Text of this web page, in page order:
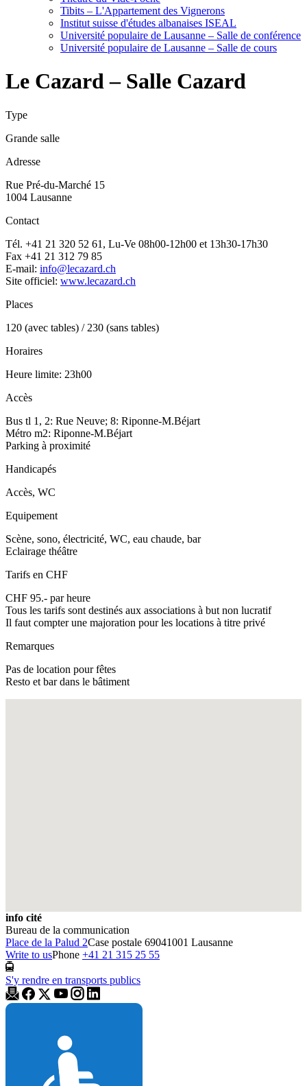
Tibits – L'Appartement des Vignerons
Institut suisse d'études albanaises ISEAL
Université populaire de Lausanne – Salle de conférence
Université populaire de Lausanne – Salle de cours
Le Cazard – Salle Cazard
Type
Grande salle
Adresse
Rue Pré-du-Marché 15
1004 Lausanne
Contact
Tél. +41 21 320 52 61, Lu-Ve 08h00-12h00 et 13h30-17h30
Fax +41 21 312 79 85
E-mail: info@lecazard.ch
Site officiel: www.lecazard.ch
Places
120 (avec tables) / 230 (sans tables)
Horaires
Heure limite: 23h00
Accès
Bus tl 1, 2: Rue Neuve; 8: Riponne-M.Béjart
Métro m2: Riponne-M.Béjart
Parking à proximité
Handicapés
Accès, WC
Equipement
Scène, sono, électricité, WC, eau chaude, bar
Eclairage théâtre
Tarifs en CHF
CHF 95.- par heure
Tous les tarifs sont destinés aux associations à but non lucratif
Il faut compter une majoration pour les locations à titre privé
Remarques
Pas de location pour fêtes
Resto et bar dans le bâtiment
info cité
Bureau de la communication
Place de la Palud 2Case postale 69041001 Lausanne
Write to usPhone +41 21 315 25 55
S'y rendre en transports publics